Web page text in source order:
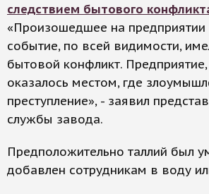
следствием бытового
«Произошедшее на
событие, по всей видимости,
бытовой конфликт.
оказалось местом, где
преступление», - заявил
службы завода.
Предположительно таллий был
добавлен сотрудникам в воду